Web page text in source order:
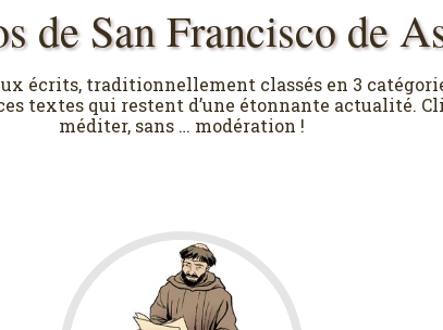
de San Francisco de
écrits, traditionnellement classés en 3
textes qui restent d’une étonnante actualité.
méditer, sans … modération !